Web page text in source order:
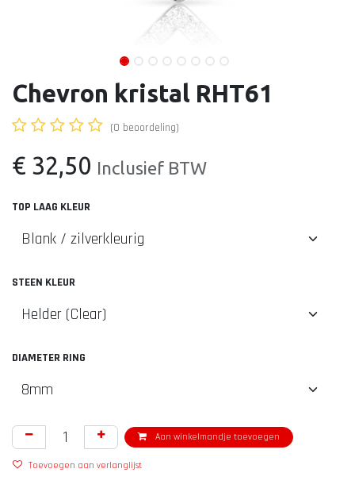
Chevron kristal RHT61
(0 beoordeling)
€ 32,50 Inclusief BTW
TOP LAAG KLEUR
STEEN KLEUR
DIAMETER RING
Aan winkelmandje toevoegen
Toevoegen aan verlanglijst